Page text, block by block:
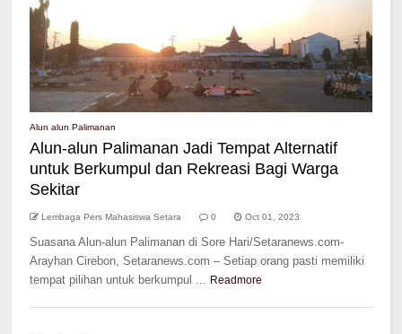
Alun alun Palimanan
Alun-alun Palimanan Jadi Tempat Alternatif
untuk Berkumpul dan Rekreasi Bagi Warga
Sekitar
Lembaga Pers Mahasiswa Setara 0 Oct 01, 2023
Suasana Alun-alun Palimanan di Sore Hari/Setaranews.com-
Arayhan Cirebon, Setaranews.com – Setiap orang pasti memiliki
tempat pilihan untuk berkumpul ... Readmore